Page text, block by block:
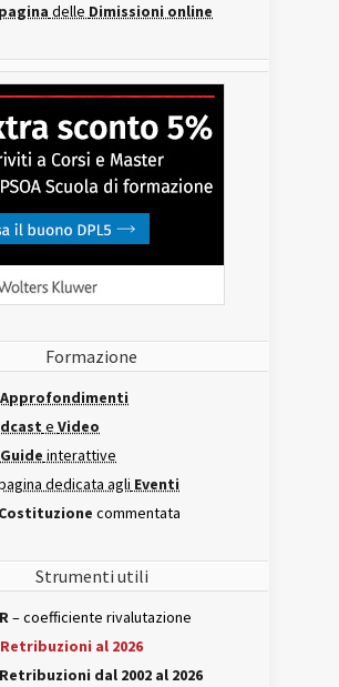
pagina delle Dimissioni online
Formazione
Approfondimenti
e Video
interattive
dedicata agli Eventi
Costituzione commentata
Strumenti utili
– coefficiente rivalutazione
al 2026
Retribuzioni dal 2002 al 2026